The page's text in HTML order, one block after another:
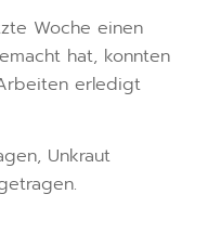
Woche einen
hat, konnten
erledigt
Unkraut